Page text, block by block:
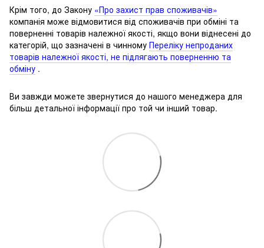
Крім того, до Закону «Про захист прав споживачів»
компанія може відмовитися від споживачів при обміні та
поверненні товарів належної якості, якщо вони віднесені до
категорій, що зазначені в чинному Переліку непроданих
товарів належної якості, не підлягають поверненню та
обміну .
Ви завжди можете звернутися до нашого менеджера для
більш детальної інформації про той чи інший товар.